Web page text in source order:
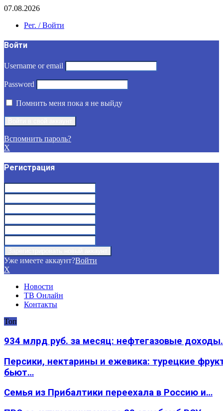
07.08.2026
Рег. / Войти
Войти
Username or email
Password
Помнить меня пока я не выйду
Вспомнить пароль?
X
Регистрация
Уже имеете аккаунт?Войти
X
Новости
ТВ Онлайн
Контакты
Топ
934 млрд руб. за месяц: нефтегазовые
Персики, нектарины и ежевика: турецкие
бьют…
Семья из Прибалтики переехала в Россию и…